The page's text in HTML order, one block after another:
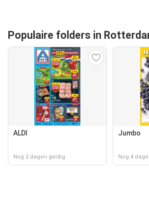
Populaire folders in
ALDI
Nog 2 dagen geldig
Jumbo
Nog 4